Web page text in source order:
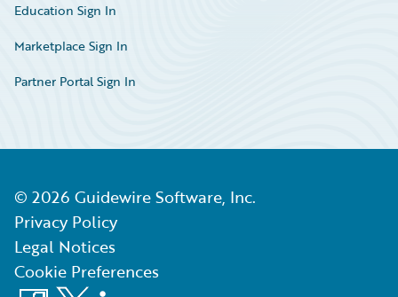
Education Sign In
Marketplace Sign In
Partner Portal Sign In
© 2026 Guidewire Software, Inc.
Privacy Policy
Legal Notices
Cookie Preferences